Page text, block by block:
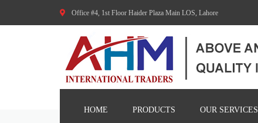
Office #4, 1st Floor Haider Plaza Main LOS, Lahore
HOME PRODUCTS OUR SERVICES